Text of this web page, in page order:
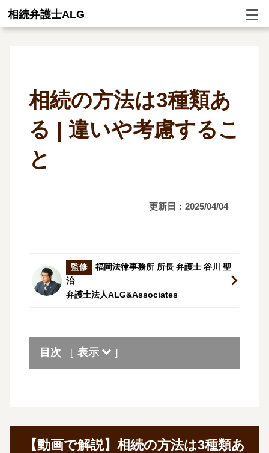
相続弁護士ALG
相続の方法は3種類あ
る | 違いや考慮するこ
と
更新日：2025/04/04
監修
福岡法律事務所 所長 弁護士 谷川 聖
治
弁護士法人ALG&Associates
目次 [ 表示 ]
【動画で解説】相続の方法は3種類あ